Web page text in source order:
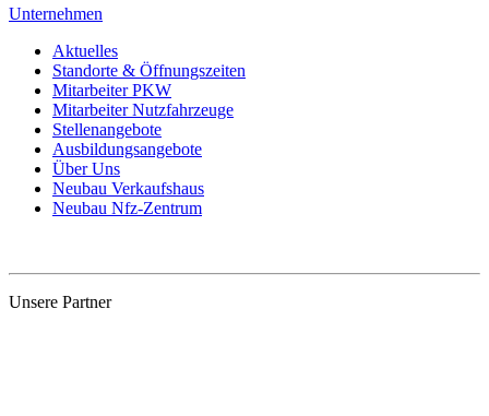
Unternehmen
Aktuelles
Standorte & Öffnungszeiten
Mitarbeiter PKW
Mitarbeiter Nutzfahrzeuge
Stellenangebote
Ausbildungsangebote
Über Uns
Neubau Verkaufshaus
Neubau Nfz-Zentrum
Unsere Partner